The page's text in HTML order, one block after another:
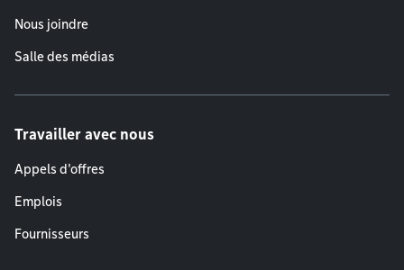
Nous joindre
Salle des médias
Travailler avec nous
Appels d'offres
Emplois
Fournisseurs